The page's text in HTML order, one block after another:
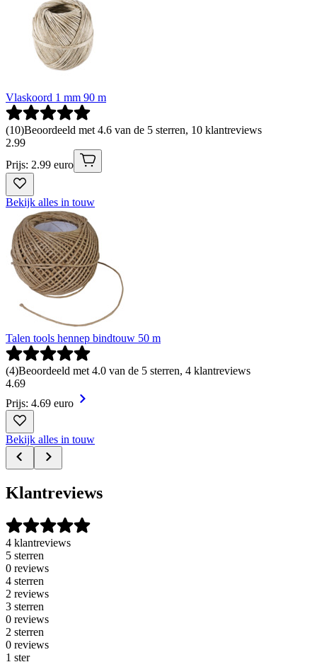
Vlaskoord 1 mm 90 m
(10)Beoordeeld met 4.6 van de 5 sterren, 10 klantreviews
2.99
Prijs: 2.99 euro
Bekijk alles in touw
Talen tools hennep bindtouw 50 m
(4)Beoordeeld met 4.0 van de 5 sterren, 4 klantreviews
4.69
Prijs: 4.69 euro
Bekijk alles in touw
Klantreviews
4 klantreviews
5 sterren
0 reviews
4 sterren
2 reviews
3 sterren
0 reviews
2 sterren
0 reviews
1 ster